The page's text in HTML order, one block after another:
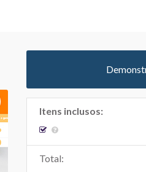
Itens inclusos:
Total: